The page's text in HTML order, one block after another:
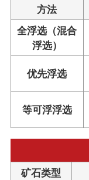
方法
全浮选（混合
浮选）
优先浮选
等可浮浮选
矿石类型